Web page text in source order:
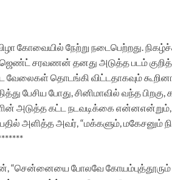
கோவையில் நேற்று நடைபெற்றது.
சரவணன் தனது அடுத்தபடம்
வேலைகள் தொடங்கி விட்டதாகவும்
பேசிய போது,சினிமாவில் வந்தபிறகு,
அடுத்தகட்ட நடவடிக்கைஎன்னஎன்றும்,
பதில் அளித்தஅவர், “மக்களும்,மகேசனும்
, “சென்னையை போலவே கோயம்புத்தூரும்